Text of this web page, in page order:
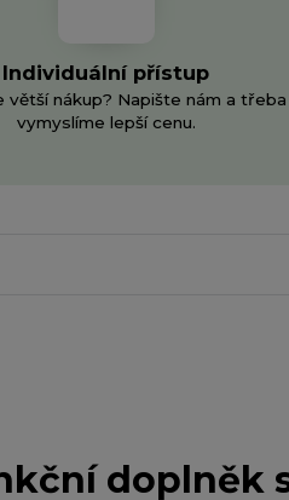
Individuální přístup
větší nákup? Napište nám a třeba
vymyslíme lepší cenu.
doplněk